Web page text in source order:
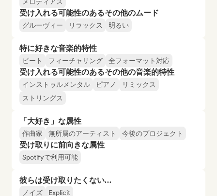
受け入れる可能性のあるその他のムード
グルーヴィー リラックス 明るい
特に好きな音楽的特性
ビート フィーチャリング 全フォーマット対応
受け入れる可能性のあるその他の音楽的特性
インストゥルメンタル ピアノ
リミックス
ストリングス
「大好き」な属性
作曲家 無所属のアーティスト 今後のプロジェクト
受け取りに前向きな属性
Spotifyで利用可能
彼らは受け取りたくない…
ノイズ Explicit